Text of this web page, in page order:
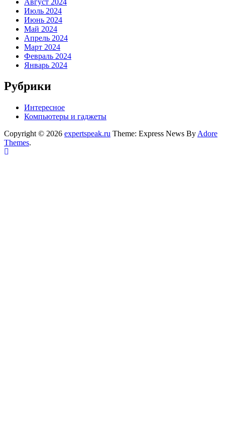
Июль 2024
Июнь 2024
Май 2024
Апрель 2024
Март 2024
Февраль 2024
Январь 2024
Рубрики
Интересное
Компьютеры и гаджеты
Copyright © 2026 expertspeak.ru Theme: Express News By Adore
Themes.